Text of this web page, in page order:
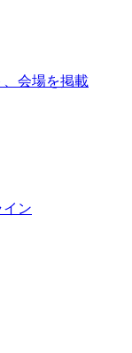
会場を掲載
イン